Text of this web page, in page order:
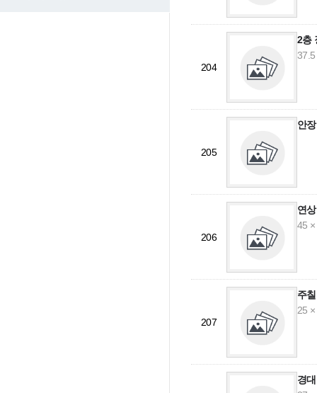
204
2층
37.5
205
안
206
연
45 ×
207
주
25
경